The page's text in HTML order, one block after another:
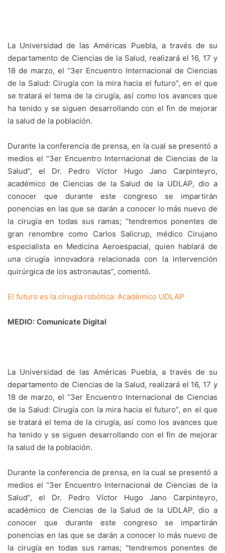
La Universidad de las Américas Puebla, a través de su
departamento de Ciencias de la Salud, realizará el 16, 17 y
18 de marzo, el “3er Encuentro Internacional de Ciencias
de la Salud: Cirugía con la mira hacia el futuro”, en el que
se tratará el tema de la cirugía, así como los avances que
ha tenido y se siguen desarrollando con el fin de mejorar
la salud de la población.
Durante la conferencia de prensa, en la cual se presentó a
medios el “3er Encuentro Internacional de Ciencias de la
Salud”, el Dr. Pedro Víctor Hugo Jano Carpinteyro,
académico de Ciencias de la Salud de la UDLAP, dio a
conocer que durante este congreso se impartirán
ponencias en las que se darán a conocer lo más nuevo de
la cirugía en todas sus ramas; “tendremos ponentes de
gran renombre como Carlos Salicrup, médico Cirujano
especialista en Medicina Aeroespacial, quien hablará de
una cirugía innovadora relacionada con la intervención
quirúrgica de los astronautas”, comentó.
El futuro es la cirugía robótica: Académico UDLAP
MEDIO: Comunícate Digital
La Universidad de las Américas Puebla, a través de su
departamento de Ciencias de la Salud, realizará el 16, 17 y
18 de marzo, el “3er Encuentro Internacional de Ciencias
de la Salud: Cirugía con la mira hacia el futuro”, en el que
se tratará el tema de la cirugía, así como los avances que
ha tenido y se siguen desarrollando con el fin de mejorar
la salud de la población.
Durante la conferencia de prensa, en la cual se presentó a
medios el “3er Encuentro Internacional de Ciencias de la
Salud”, el Dr. Pedro Víctor Hugo Jano Carpinteyro,
académico de Ciencias de la Salud de la UDLAP, dio a
conocer que durante este congreso se impartirán
ponencias en las que se darán a conocer lo más nuevo de
la cirugía en todas sus ramas; “tendremos ponentes de